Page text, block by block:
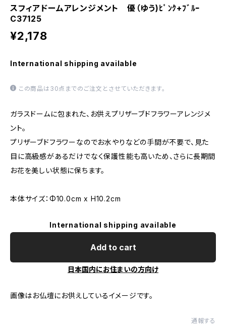
スフィアドームアレンジメント 優（ゆう)ﾋﾟﾝｸ+ﾌﾞﾙｰ
C37125
¥2,178
International shipping available
この商品は30点までのご注文とさせていただきます。
ガラスドームに包まれた、お供えプリザーブドフラワーアレンジメ
ント。
プリザーブドフラワーなのでお水やりなどの手間が不要で、見た
目に高級感があるだけでなく保護性能も高いため、さらに長期間
お花を美しい状態に保ちます。
本体サイズ：Φ10.0cm x H10.2cm
International shipping available
Add to cart
日本国内にお住まいの方向け
画像はお仏壇にお供えしているイメージです。
通報する